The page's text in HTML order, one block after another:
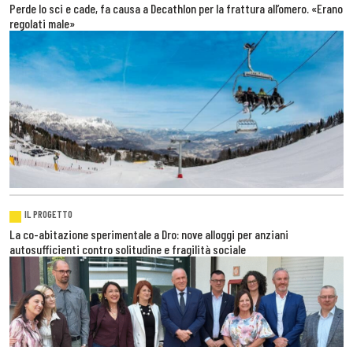
Perde lo sci e cade, fa causa a Decathlon per la frattura all’omero. «Erano
regolati male»
IL PROGETTO
La co-abitazione sperimentale a Dro: nove alloggi per anziani
autosufficienti contro solitudine e fragilità sociale